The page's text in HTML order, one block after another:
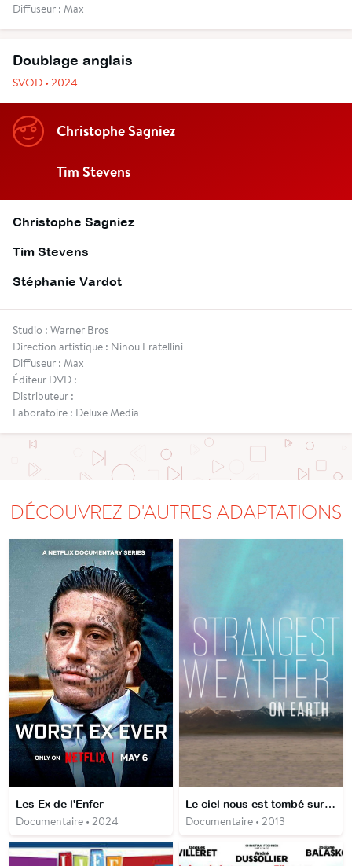
Diffuseur : Max
Doublage anglais
SVOD • 2024
Christophe Sagniez
Tim Stevens
Christophe Sagniez
Tim Stevens
Stéphanie Vardot
Studio : Warner Bros
Direction artistique : Ninou Fratellini
Diffuseur : Max
Éditeur DVD :
Distributeur :
Laboratoire : Deluxe Media
DÉCOUVREZ D'AUTRES ADAPTATIONS
Les Ex de l'Enfer
Documentaire • 2024
Le ciel nous est tombé sur la tête
Documentaire • 2013